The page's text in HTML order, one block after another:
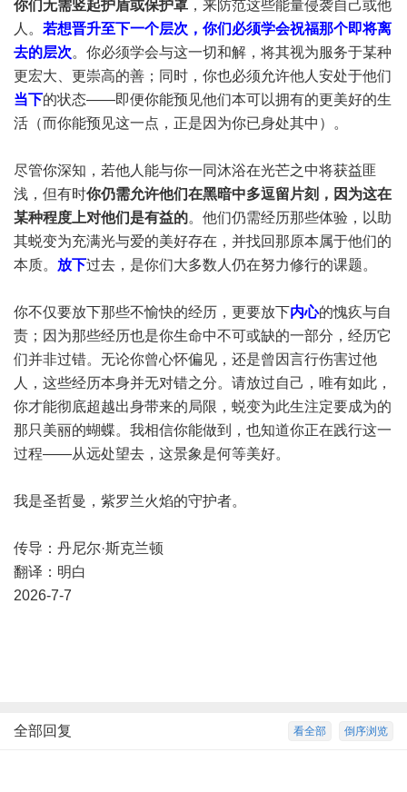
你们无需竖起护盾或保护罩 ，来防范这些能量侵袭自己或他
人。 若想晋升至下一个层次，你们必须学会祝福那个即将离
去的层次。你必须学会​​与这一切和解，将其视为服务于某种
更宏大、更崇高的善；同时，你也必须允许他人安处于他们
当下的状态——即便你能预见他们本可以拥有的更美好的生
活（而你能预见这一点，正是因为你已身处其中）。
尽管你深知，若他人能与你一同沐浴在光芒之中将获益匪
浅，但有时你仍需允许他们在黑暗中多逗留片刻，因为这在
某种程度上对他们是有益的。他们仍需经历那些体验，以助
其蜕变为充满光与爱的美好存在，并找回那原本属于他们的
本质。 放下过去，是你们大多数人仍在努力修行的课题。
你不仅要放下那些不愉快的经历，更要放下内心的愧疚与自
责；因为那些经历也是你生命中不可或缺的一部分，经历它
们并非过错。​​无论你曾心怀偏见，还是曾因言行伤害过他
人，这些经历本身并无对错之分。请放过自己，唯有如此，
你才能彻底超越出身带来的局限，蜕变为此生注定要成为的
那只美丽的蝴蝶。我相信你能做到，也知道你正在践行这一
过程——从远处望去，这景象是何等美好。
我是圣哲曼，紫罗兰火焰的守护者。
传导：丹尼尔·斯克兰顿
翻译：明白
2026-7-7
倒序浏览
看全部
全部回复